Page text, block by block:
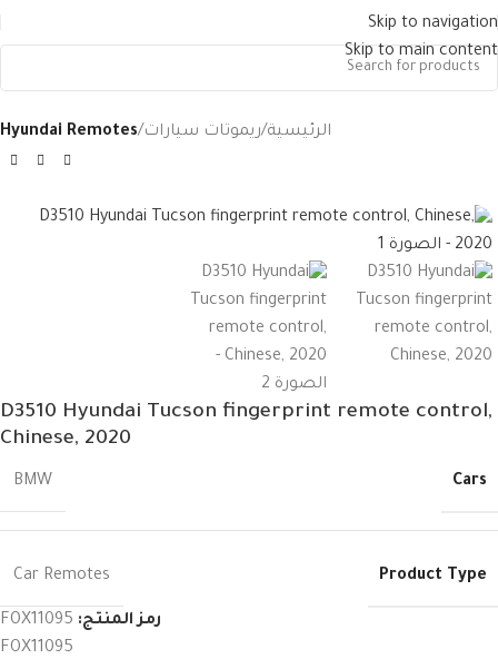
Skip to navigation
Skip to main content
الرئيسية ريموتات سيارات Hyundai Remotes
D3510 Hyundai Tucson fingerprint remote control,
Chinese, 2020
Cars
BMW
Product Type
Car Remotes
رمز المنتج: FOX11095
FOX11095